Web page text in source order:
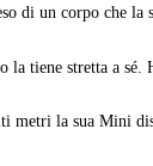
di un corpo che la
la tiene stretta a sé.
la sua Mini